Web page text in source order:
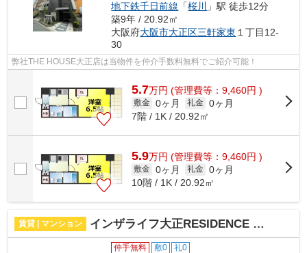
地下鉄千日前線 「桜川
」駅 徒歩12分
築9年 / 20.92㎡
大阪府大阪市大正区三軒家東 １丁目12-
30
弊社THE HOUSE大正店は当物件を仲介手数料無料でご紹介可能！
5.7万円 (管理費等：9,460円 )
敷金 0ヶ月 礼金 0ヶ月
7階 / 1K / 20.92㎡
5.9万円 (管理費等：9,460円 )
敷金 0ヶ月 礼金 0ヶ月
10階 / 1K / 20.92㎡
賃貸 | マンション インザライフ大正RESIDENCE 仲介手数料無料
仲手無料 敷0 礼0